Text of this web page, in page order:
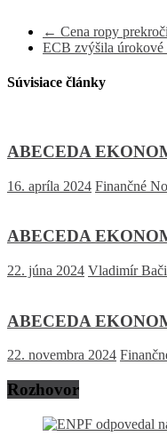
← Cena ropy
ECB zvýšila
Súvisiace články
ABECEDA
16. apríla 2024 Finančné
ABECEDA
22. júna 2024 Vladimír
ABECEDA
22. novembra 2024
Rozhovor